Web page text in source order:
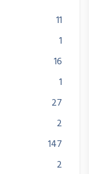
11
1
16
1
27
2
147
2